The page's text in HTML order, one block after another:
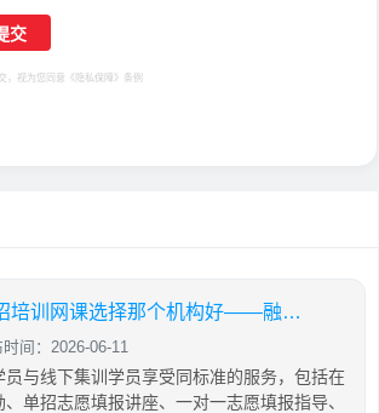
，视为您同意 《隐私保障》 条例
2027届四川单招培训网课选择那个机构好——融创单招培训学校
时间：2026-06-11
与线下集训学员享受同标准的服务，包括在
单招志愿填报讲座、一对一志愿填报指导、